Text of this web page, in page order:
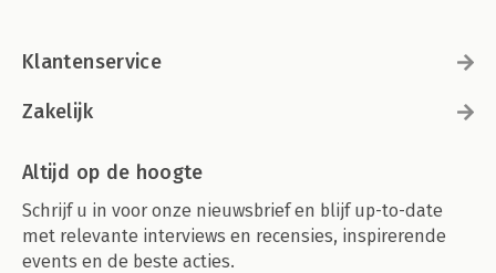
Klantenservice
Zakelijk
Altijd op de hoogte
Schrijf u in voor onze nieuwsbrief en blijf up-to-date
met relevante interviews en recensies, inspirerende
events en de beste acties.